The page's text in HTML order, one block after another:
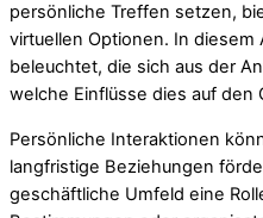
persönliche Treffen setzen,
virtuellen Optionen. In
beleuchtet, die sich aus der
welche Einflüsse dies auf den
Persönliche Interaktionen
langfristige Beziehungen
geschäftliche Umfeld eine